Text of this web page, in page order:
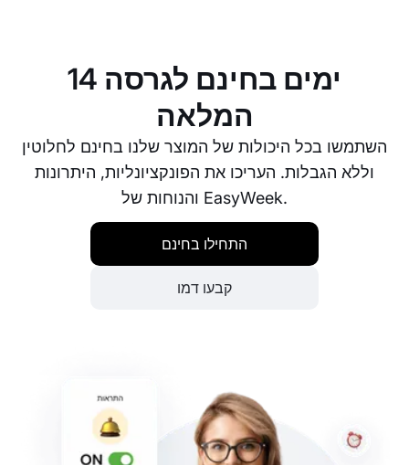
14 ימים בחינם לגרסה
המלאה
השתמשו בכל היכולות של המוצר שלנו בחינם לחלוטין
וללא הגבלות. העריכו את הפונקציונליות, היתרונות
והנוחות של EasyWeek.
התחילו בחינם
קבעו דמו